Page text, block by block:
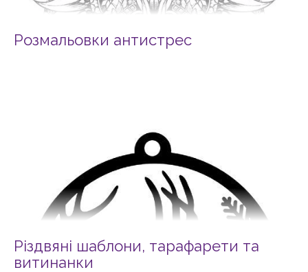
Розмальовки антистрес
Різдвяні шаблони, тарафарети та
витинанки